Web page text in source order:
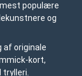
mest populære
og
af originale
kort,
trylleri.